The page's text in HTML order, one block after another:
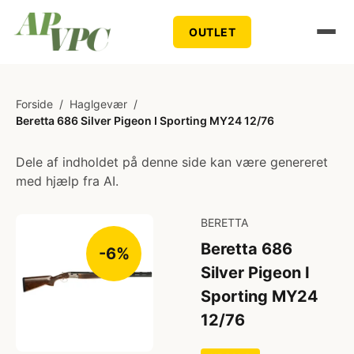
OUTLET
Forside / Haglgevær /
Beretta 686 Silver Pigeon I Sporting MY24 12/76
Dele af indholdet på denne side kan være genereret
med hjælp fra AI.
-6%
BERETTA
Beretta 686
Silver Pigeon I
Sporting MY24
12/76